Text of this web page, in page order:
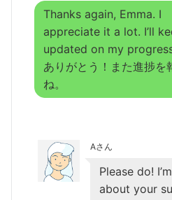
Thanks again, Emma. I
appreciate it a lot. I’ll
updated on my
ありがとう！また進捗を
ね。
Aさん
Please do!
about your